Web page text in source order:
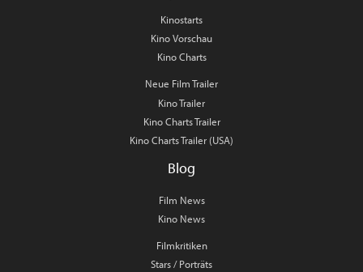
Kinostarts
Kino Vorschau
Kino Charts
Neue Film Trailer
Kino Trailer
Kino Charts Trailer
Kino Charts Trailer (USA)
Blog
Film News
Kino News
Filmkritiken
Stars / Porträts